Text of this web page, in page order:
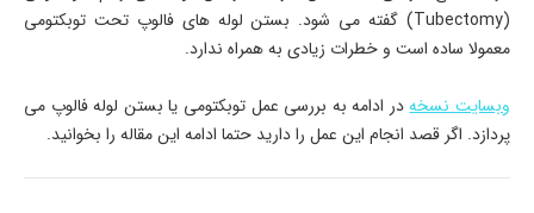
(Tubectomy) گفته می شود. بستن لوله های فالوپ تحت توبکتومی
معمولا ساده است و خطرات زیادی به همراه ندارد.
وبسایت نسخهدر ادامه به بررسی عمل توبکتومی یا بستن لوله فالوپ می
پردازد. اگر قصد انجام این عمل را دارید حتما ادامه این مقاله را بخوانید.